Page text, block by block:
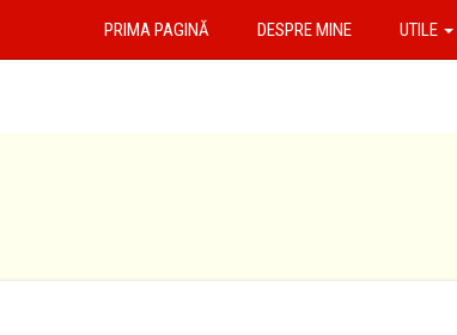
PRIMA PAGINĂ DESPRE MINE UTILE